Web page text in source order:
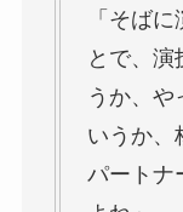
「そば
とで、演
うか、や
いうか、
パートナ